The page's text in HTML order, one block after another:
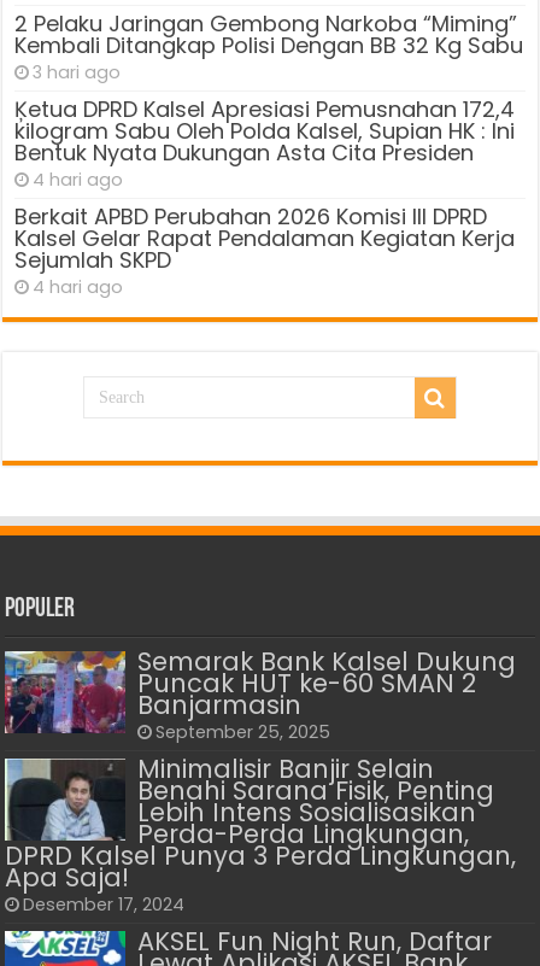
2 Pelaku Jaringan Gembong Narkoba “Miming”
Kembali Ditangkap Polisi Dengan BB 32 Kg Sabu
3 hari ago
Ķetua DPRD Kalsel Apresiasi Pemusnahan 172,4
kilogram Sabu Oleh Polda Kalsel, Supian HK : Ini
Bentuk Nyata Dukungan Asta Cita Presiden
4 hari ago
Berkait APBD Perubahan 2026 Komisi III DPRD
Kalsel Gelar Rapat Pendalaman Kegiatan Kerja
Sejumlah SKPD
4 hari ago
Populer
Semarak Bank Kalsel Dukung
Puncak HUT ke-60 SMAN 2
Banjarmasin
September 25, 2025
Minimalisir Banjir Selain
Benahi Sarana Fisik, Penting
Lebih Intens Sosialisasikan
Perda-Perda Lingkungan,
DPRD Kalsel Punya 3 Perda Lingkungan,
Apa Saja!
Desember 17, 2024
AKSEL Fun Night Run, Daftar